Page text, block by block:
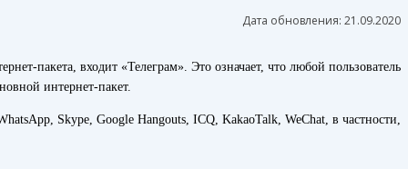
Дата обновления: 21.09.2020
пакета, входит «Телеграм». Это означает, что любой пользователь
интернет-пакет.
Skype, Google Hangouts, ICQ, KakaoTalk, WeChat, в частности,